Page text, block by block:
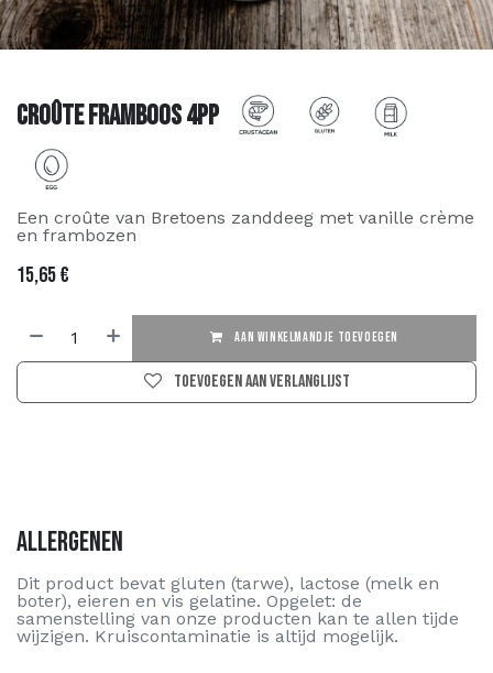
Croûte Framboos 4PP
Een croûte van Bretoens zanddeeg met vanille crème
en frambozen
15,65€
AAN WINKELMANDJE TOEVOEGEN
Toevoegen aan verlanglijst
Allergenen
Dit product bevat gluten (tarwe), lactose (melk en
boter), eieren en vis gelatine. Opgelet: de
samenstelling van onze producten kan te allen tijde
wijzigen. Kruiscontaminatie is altijd mogelijk.